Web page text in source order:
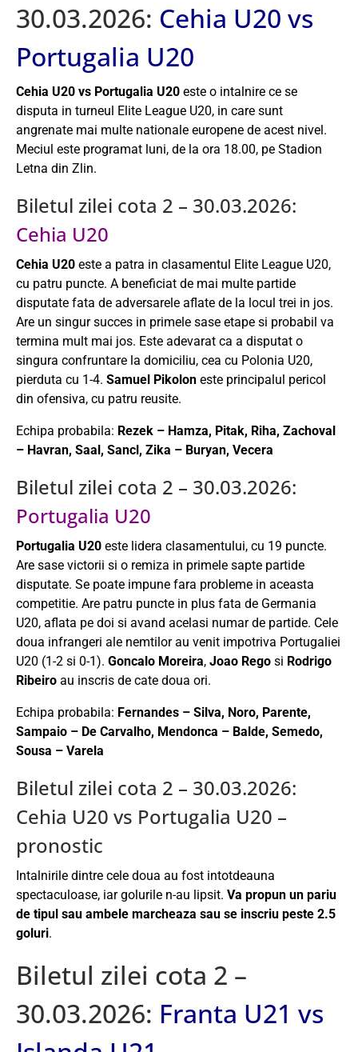
30.03.2026: Cehia U20 vs
Portugalia U20
Cehia U20 vs Portugalia U20 este o intalnire ce se
disputa in turneul Elite League U20, in care sunt
angrenate mai multe nationale europene de acest nivel.
Meciul este programat luni, de la ora 18.00, pe Stadion
Letna din Zlin.
Biletul zilei cota 2 – 30.03.2026:
Cehia U20
Cehia U20 este a patra in clasamentul Elite League U20,
cu patru puncte. A beneficiat de mai multe partide
disputate fata de adversarele aflate de la locul trei in jos.
Are un singur succes in primele sase etape si probabil va
termina mult mai jos. Este adevarat ca a disputat o
singura confruntare la domiciliu, cea cu Polonia U20,
pierduta cu 1-4. Samuel Pikolon este principalul pericol
din ofensiva, cu patru reusite.
Echipa probabila: Rezek – Hamza, Pitak, Riha, Zachoval
– Havran, Saal, Sancl, Zika – Buryan, Vecera
Biletul zilei cota 2 – 30.03.2026:
Portugalia U20
Portugalia U20 este lidera clasamentului, cu 19 puncte.
Are sase victorii si o remiza in primele sapte partide
disputate. Se poate impune fara probleme in aceasta
competitie. Are patru puncte in plus fata de Germania
U20, aflata pe doi si avand acelasi numar de partide. Cele
doua infrangeri ale nemtilor au venit impotriva Portugaliei
U20 (1-2 si 0-1). Goncalo Moreira, Joao Rego si Rodrigo
Ribeiro au inscris de cate doua ori.
Echipa probabila: Fernandes – Silva, Noro, Parente,
Sampaio – De Carvalho, Mendonca – Balde, Semedo,
Sousa – Varela
Biletul zilei cota 2 – 30.03.2026:
Cehia U20 vs Portugalia U20 –
pronostic
Intalnirile dintre cele doua au fost intotdeauna
spectaculoase, iar golurile n-au lipsit. Va propun un pariu
de tipul sau ambele marcheaza sau se inscriu peste 2.5
goluri.
Biletul zilei cota 2 –
30.03.2026: Franta U21 vs